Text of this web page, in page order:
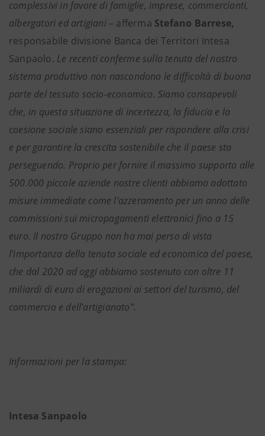
complessivi in favore di famiglie, imprese, commercianti,
albergatori ed artigiani – afferma Stefano Barrese,
responsabile divisione Banca dei Territori Intesa
Sanpaolo. Le recenti conferme sulla tenuta del nostro
sistema produttivo non nascondono le difficoltà di buona
parte del tessuto socio-economico. Siamo consapevoli
che, in questa situazione di incertezza, la fiducia e la
coesione sociale siano essenziali per rispondere alla crisi
e per garantire la crescita sostenibile che il paese sta
perseguendo. Proprio per fornire il massimo supporto alle
500.000 piccole aziende nostre clienti abbiamo adottato
misure immediate come l’azzeramento per un anno delle
commissioni sui micropagamenti elettronici fino a 15
euro. Il nostro Gruppo non ha mai perso di vista
l’importanza della tenuta sociale ed economica del paese,
che dal 2020 ad oggi abbiamo sostenuto con oltre 11
miliardi di euro di erogazioni ai settori del turismo, del
commercio e dell’artigianato”.
Informazioni per la stampa:
Intesa Sanpaolo